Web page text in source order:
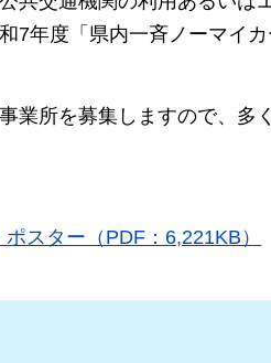
7年度「県内一斉ノーマイ
業所を募集しますので、多
スター（PDF：6,221KB）